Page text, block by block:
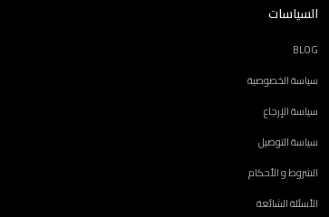
السياسات
BLOG
سياسة الخصوصية
سياسة الإرجاع
سياسة التوصيل
الشروط و الأحكام
الأسئلة الشائعة